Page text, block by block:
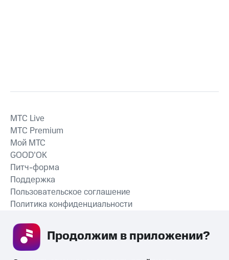
СКАЧАТЬ ПРИЛОЖЕНИЕ
MTС Live
MTС Premium
Мой МТС
GOOD’OK
Питч-форма
Поддержка
Пользовательское соглашение
Политика конфиденциальности